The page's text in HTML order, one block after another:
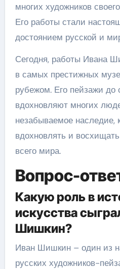
многих художников
Его работы стали
достоянием русской и
Сегодня, работы Ивана
в самых престижных
рубежом. Его пейзажи
вдохновляют многих
незабываемое наследие,
вдохновлять и
всего мира.
Вопрос-
Какую роль в
искусства
Шишкин?
Иван Шишкин – один из
русских художников-